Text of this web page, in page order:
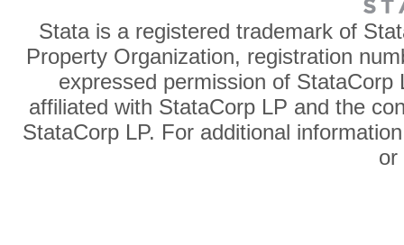
Stata is a registered trademark of
Property Organization, registration
expressed permission of
affiliated with StataCorp LP and the
StataCorp LP. For additional
or